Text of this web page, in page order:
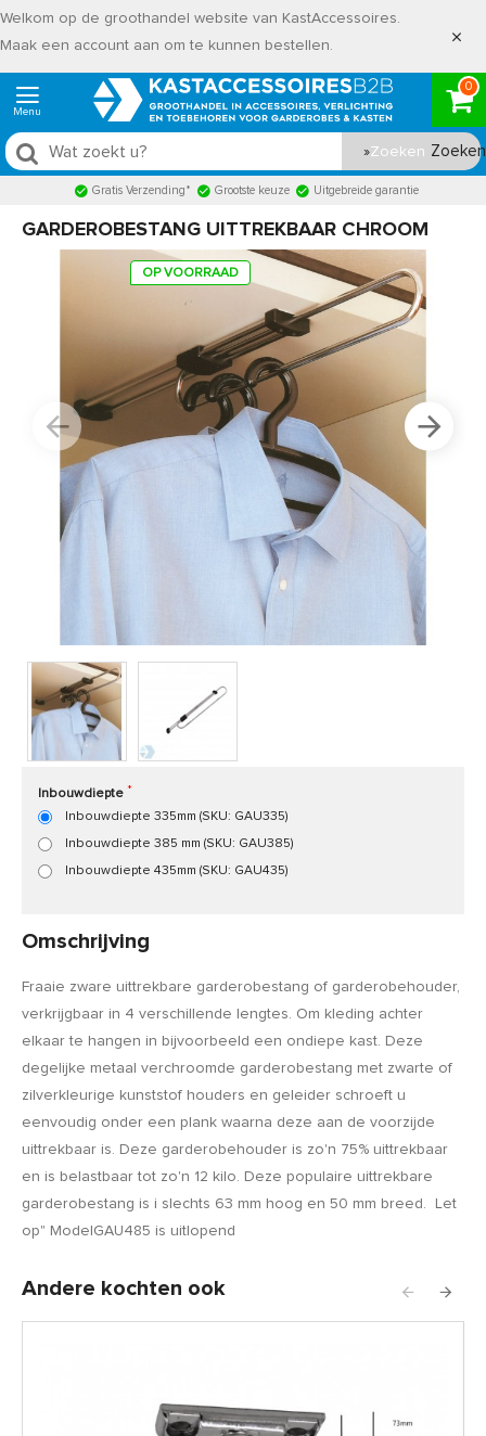
Welkom op de groothandel website van KastAccessoires.
Maak een account aan om te kunnen bestellen.
0
Zoeken
Gratis Verzending* Grootste keuze Uitgebreide garantie
GARDEROBESTANG UITTREKBAAR CHROOM
OP VOORRAAD
Snel in huis, 1 á 2 werkdagen
Inbouwdiepte
Inbouwdiepte 335mm (SKU: GAU335)
Inbouwdiepte 385 mm (SKU: GAU385)
Inbouwdiepte 435mm (SKU: GAU435)
Omschrijving
Fraaie zware uittrekbare garderobestang of garderobehouder,
verkrijgbaar in 4 verschillende lengtes. Om kleding achter
elkaar te hangen in bijvoorbeeld een ondiepe kast. Deze
degelijke metaal verchroomde garderobestang met zwarte of
zilverkleurige kunststof houders en geleider schroeft u
eenvoudig onder een plank waarna deze aan de voorzijde
uittrekbaar is. Deze garderobehouder is zo'n 75% uittrekbaar
en is belastbaar tot zo'n 12 kilo. Deze populaire uittrekbare
garderobestang is i slechts 63 mm hoog en 50 mm breed. Let
op" ModelGAU485 is uitlopend
Andere kochten ook